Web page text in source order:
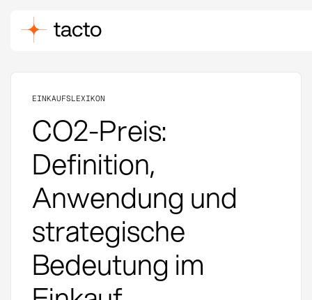
EINKAUFSLEXIKON
CO2-Preis:
Definition,
Anwendung und
strategische
Bedeutung im